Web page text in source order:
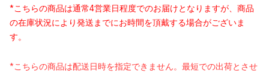
*こちらの商品は通常4営業日程度でのお届けとなりますが、商品
の在庫状況により発送までにお時間を頂戴する場合がございま
す。
*こちらの商品は配送日時を指定できません。最短での出荷とさせ